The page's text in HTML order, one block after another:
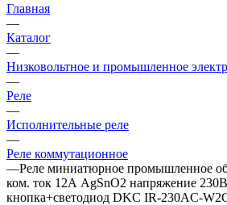
Главная
—
Каталог
—
Низковольтное и промышленное
—
Реле
—
Исполнительные реле
—
Реле коммутационное
—Реле миниатюрное промышленное
ком. ток 12А AgSnO2 напряжение
кнопка+светодиод DKC IR-230AC-